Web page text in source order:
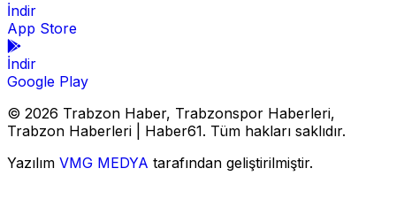
İndir
App Store
İndir
Google Play
© 2026 Trabzon Haber, Trabzonspor Haberleri,
Trabzon Haberleri | Haber61. Tüm hakları saklıdır.
Yazılım VMG MEDYA tarafından geliştirilmiştir.